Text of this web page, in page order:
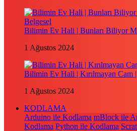
Bilimin Ev Hali | Bunları Biliyor
1 Ağustos 2024
Bilimin Ev Hali | Kırılmayan Cam
1 Ağustos 2024
KODLAMA
Arduino ile Kodlama mBlock ile
Kodlama Python ile Kodlama